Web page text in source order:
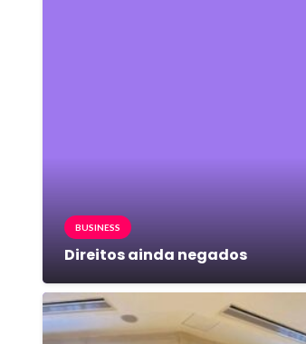
BUSINESS
Direitos ainda negados